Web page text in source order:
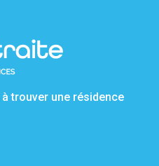
trouver une résidence